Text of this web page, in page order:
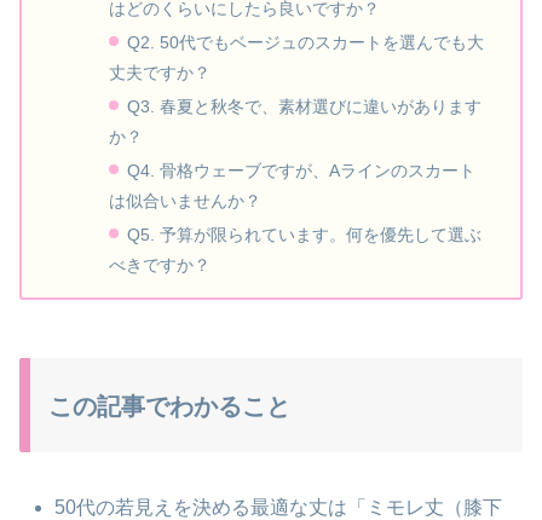
はどのくらいにしたら良いですか？
Q2. 50代でもベージュのスカートを選んでも大
丈夫ですか？
Q3. 春夏と秋冬で、素材選びに違いがあります
か？
Q4. 骨格ウェーブですが、Aラインのスカート
は似合いませんか？
Q5. 予算が限られています。何を優先して選ぶ
べきですか？
この記事でわかること
50代の若見えを決める最適な丈は「ミモレ丈（膝下